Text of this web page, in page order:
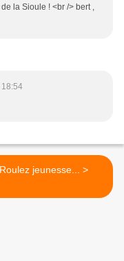
la Sioule ! <br /> bert ,
Roulez jeunesse... >